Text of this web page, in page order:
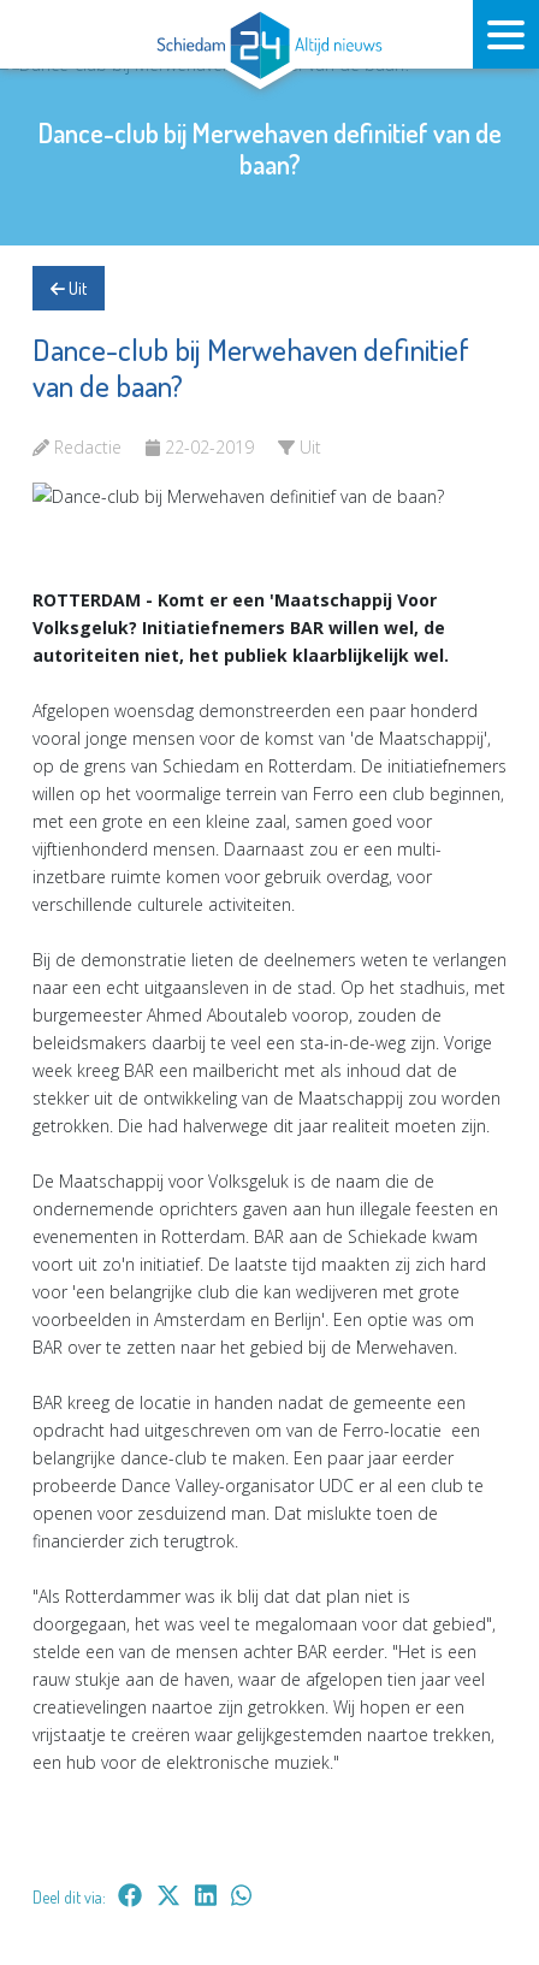
Dance-club bij Merwehaven definitief van de
baan?
Uit
Dance-club bij Merwehaven definitief
van de baan?
Redactie 22-02-2019 Uit
ROTTERDAM - Komt er een 'Maatschappij Voor
Volksgeluk? Initiatiefnemers BAR willen wel, de
autoriteiten niet, het publiek klaarblijkelijk wel.
Afgelopen woensdag demonstreerden een paar honderd
vooral jonge mensen voor de komst van 'de Maatschappij',
op de grens van Schiedam en Rotterdam. De initiatiefnemers
willen op het voormalige terrein van Ferro een club beginnen,
met een grote en een kleine zaal, samen goed voor
vijftienhonderd mensen. Daarnaast zou er een multi-
inzetbare ruimte komen voor gebruik overdag, voor
verschillende culturele activiteiten.
Bij de demonstratie lieten de deelnemers weten te verlangen
naar een echt uitgaansleven in de stad. Op het stadhuis, met
burgemeester Ahmed Aboutaleb voorop, zouden de
beleidsmakers daarbij te veel een sta-in-de-weg zijn. Vorige
week kreeg BAR een mailbericht met als inhoud dat de
stekker uit de ontwikkeling van de Maatschappij zou worden
getrokken. Die had halverwege dit jaar realiteit moeten zijn.
De Maatschappij voor Volksgeluk is de naam die de
ondernemende oprichters gaven aan hun illegale feesten en
evenementen in Rotterdam. BAR aan de Schiekade kwam
voort uit zo'n initiatief. De laatste tijd maakten zij zich hard
voor 'een belangrijke club die kan wedijveren met grote
voorbeelden in Amsterdam en Berlijn'. Een optie was om
BAR over te zetten naar het gebied bij de Merwehaven.
BAR kreeg de locatie in handen nadat de gemeente een
opdracht had uitgeschreven om van de Ferro-locatie een
belangrijke dance-club te maken. Een paar jaar eerder
probeerde Dance Valley-organisator UDC er al een club te
openen voor zesduizend man. Dat mislukte toen de
financierder zich terugtrok.
"Als Rotterdammer was ik blij dat dat plan niet is
doorgegaan, het was veel te megalomaan voor dat gebied",
stelde een van de mensen achter BAR eerder. "Het is een
rauw stukje aan de haven, waar de afgelopen tien jaar veel
creatievelingen naartoe zijn getrokken. Wij hopen er een
vrijstaatje te creëren waar gelijkgestemden naartoe trekken,
een hub voor de elektronische muziek."
Deel dit via: